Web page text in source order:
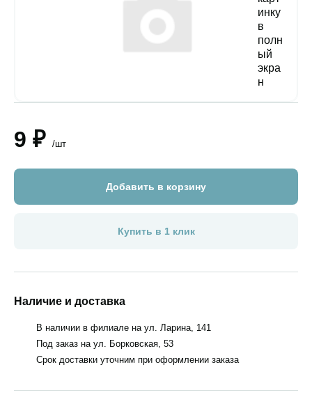
9 ₽ /шт
Добавить в корзину
Купить в 1 клик
Наличие и доставка
В наличии в филиале на ул. Ларина, 141
Под заказ на ул. Борковская, 53
Срок доставки уточним при оформлении заказа